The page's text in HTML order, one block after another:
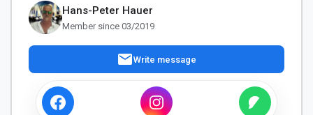
Hans-Peter Hauer
Member since 03/2019
mailWrite message